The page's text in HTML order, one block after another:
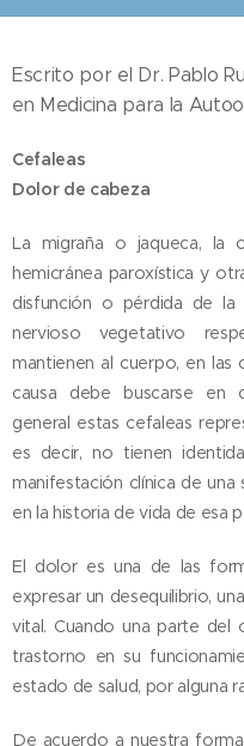
Escrito por el Dr. Pablo
en Medicina para la
Cefaleas
Dolor de cabeza
La migraña o jaqueca, la
hemicránea paroxística y
disfunción o pérdida de la
nervioso vegetativo
mantienen al cuerpo, en las
causa debe buscarse en
general estas cefaleas
es decir, no tienen
manifestación clínica de
en la historia de vida de esa
El dolor es una de las
expresar un desequilibrio,
vital. Cuando una parte del
trastorno en su
estado de salud, por alguna
De acuerdo a nuestra